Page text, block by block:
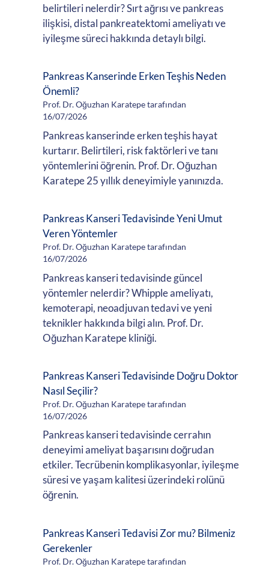
belirtileri nelerdir? Sırt ağrısı ve pankreas
ilişkisi, distal pankreatektomi ameliyatı ve
iyileşme süreci hakkında detaylı bilgi.
Pankreas Kanserinde Erken Teşhis Neden
Önemli?
Prof. Dr. Oğuzhan Karatepe tarafından
16/07/2026
Pankreas kanserinde erken teşhis hayat
kurtarır. Belirtileri, risk faktörleri ve tanı
yöntemlerini öğrenin. Prof. Dr. Oğuzhan
Karatepe 25 yıllık deneyimiyle yanınızda.
Pankreas Kanseri Tedavisinde Yeni Umut
Veren Yöntemler
Prof. Dr. Oğuzhan Karatepe tarafından
16/07/2026
Pankreas kanseri tedavisinde güncel
yöntemler nelerdir? Whipple ameliyatı,
kemoterapi, neoadjuvan tedavi ve yeni
teknikler hakkında bilgi alın. Prof. Dr.
Oğuzhan Karatepe kliniği.
Pankreas Kanseri Tedavisinde Doğru Doktor
Nasıl Seçilir?
Prof. Dr. Oğuzhan Karatepe tarafından
16/07/2026
Pankreas kanseri tedavisinde cerrahın
deneyimi ameliyat başarısını doğrudan
etkiler. Tecrübenin komplikasyonlar, iyileşme
süresi ve yaşam kalitesi üzerindeki rolünü
öğrenin.
Pankreas Kanseri Tedavisi Zor mu? Bilmeniz
Gerekenler
Prof. Dr. Oğuzhan Karatepe tarafından